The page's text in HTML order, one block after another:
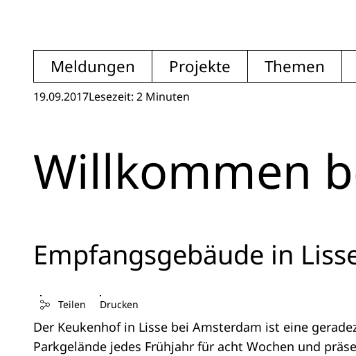
Meldungen Projekte Themen
19.09.2017Lesezeit: 2 Minuten
Willkommen
Empfangsgebäude in
Teilen Drucken
Der Keukenhof in Lisse bei Amsterdam ist eine
Parkgelände jedes Frühjahr für acht Wochen und